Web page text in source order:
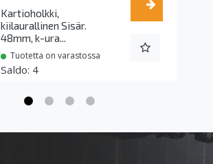
Kartioholkki,
kiilaurallinen Sisär.
48mm, k-ura...
Tuotetta on varastossa
4